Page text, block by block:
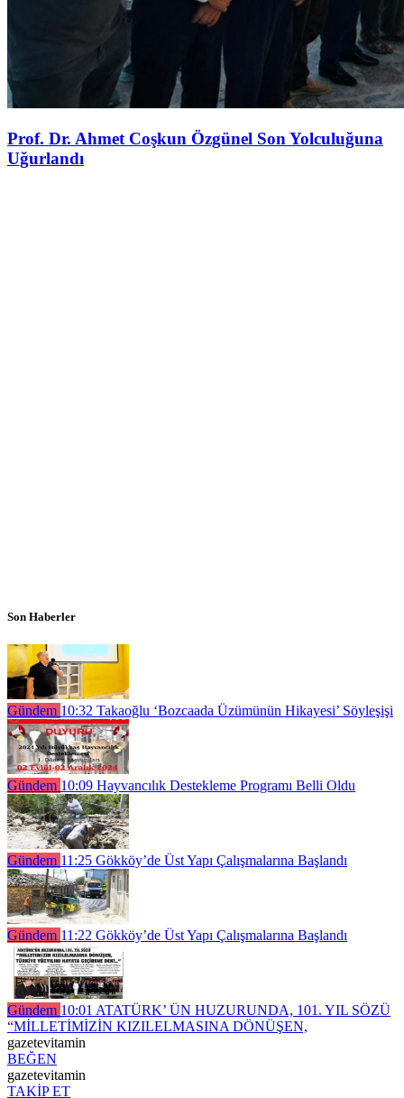
Prof. Dr. Ahmet Coşkun Özgünel Son Yolculuğuna
Uğurlandı
Son Haberler
Gündem 10:32 Takaoğlu ‘Bozcaada Üzümünün Hikayesi’ Söyleşişi
Gündem 10:09 Hayvancılık Destekleme Programı Belli Oldu
Gündem 11:25 Gökköy’de Üst Yapı Çalışmalarına Başlandı
Gündem 11:22 Gökköy’de Üst Yapı Çalışmalarına Başlandı
Gündem 10:01 ATATÜRK’ ÜN HUZURUNDA, 101. YIL SÖZÜ
“MİLLETİMİZİN KIZILELMASINA DÖNÜŞEN,
gazetevitamin
BEĞEN
gazetevitamin
TAKİP ET